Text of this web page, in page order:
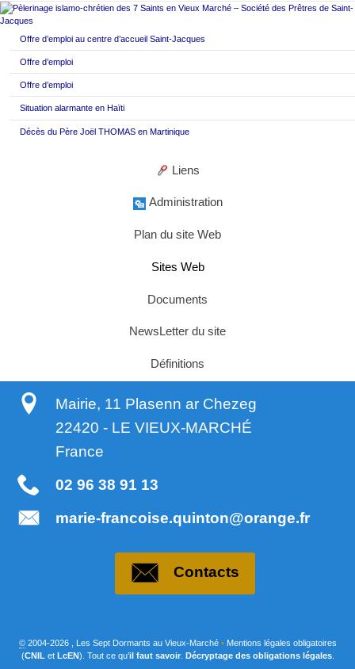
Offre d’emploi au centre d’accueil Saint-Jacques
Offre d’emploi
Offre d’emploi
Situation alarmante en Haïti
Décès du Père Joël THOMAS en Martinique
Liens
Administration
Plan du site Web
Sites Web
Documents
NewsLetter du site
Définitions
Mairie, 11 Plasenn ar Chezeg
22420 - LE VIEUX-MARCHÉ
France
02 96 38 91 13
marie-francoise.quinton@orange.fr
Contacts
©2004-2026 , Les Sept Dormants au Vieux-Marché •Mentions légales obligatoires
(CNIL et LcEN). Tout ce qu’il faut savoir. Décryptage des obligations légales.